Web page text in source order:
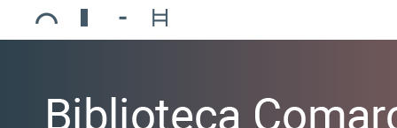
Ajuntament de Mollerussa
Biblioteca Comarcal Jaume Vila
Piscines de Mollerussa